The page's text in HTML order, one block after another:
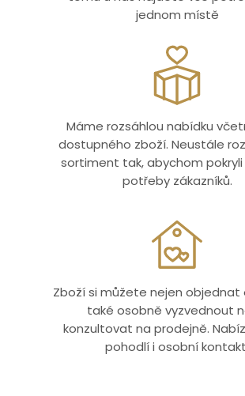
jednom místě
Máme rozsáhlou nabídku
dostupného zboží. Neustále
sortiment tak, abychom pokryli
potřeby zákazníků.
Zboží si můžete nejen objednat
také osobně vyzvednout
konzultovat na prodejně.
pohodlí i osobní